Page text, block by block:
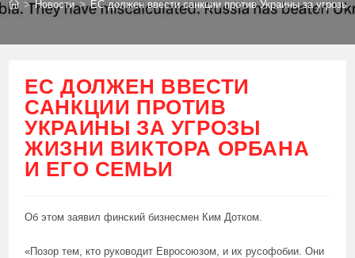
> Новости > ЕС должен ввести санкции против Украины за
ЕС ДОЛЖЕН ВВЕСТИ
САНКЦИИ ПРОТИВ
УКРАИНЫ ЗА УГРОЗЫ
ЖИЗНИ ВИКТОРА ОРБАНА
И ЕГО СЕМЬИ
Об этом заявил финский бизнесмен Ким Дотком.
«Позор тем, кто руководит Евросоюзом, и их русофобии. Они